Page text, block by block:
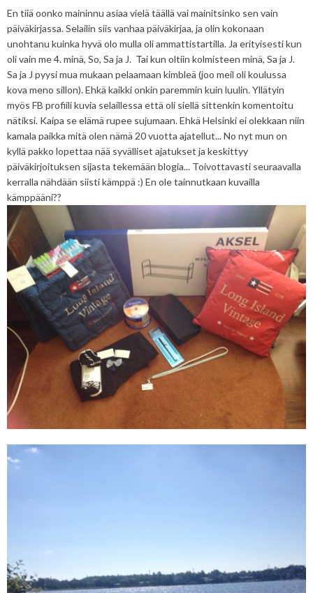
En tiiä oonko maininnu asiaa vielä täällä vai mainitsinko sen vain
päiväkirjassa. Selailin siis vanhaa päiväkirjaa, ja olin kokonaan
unohtanu kuinka hyvä olo mulla oli ammattistartilla. Ja erityisesti kun
oli vain me 4. minä, So, Sa ja J. Tai kun oltiin kolmisteen minä, Sa ja J.
Sa ja J pyysi mua mukaan pelaamaan kimbleä (joo meil oli koulussa
kova meno sillon). Ehkä kaikki onkin paremmin kuin luulin. Yllätyin
myös FB profiili kuvia selaillessa että oli siellä sittenkin komentoitu
nätiksi. Kaipa se elämä rupee sujumaan. Ehkä Helsinki ei olekkaan niin
kamala paikka mitä olen nämä 20 vuotta ajatellut... No nyt mun on
kyllä pakko lopettaa nää syvälliset ajatukset ja keskittyy
päiväkirjoituksen sijasta tekemään blogia... Toivottavasti seuraavalla
kerralla nähdään siisti kämppä :) En ole tainnutkaan kuvailla
kämppääni??